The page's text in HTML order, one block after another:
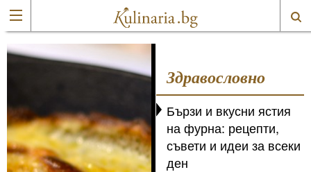
здравословно
Бързи и вкусни ястия
на фурна: рецепти,
съвети и идеи за всеки
ден